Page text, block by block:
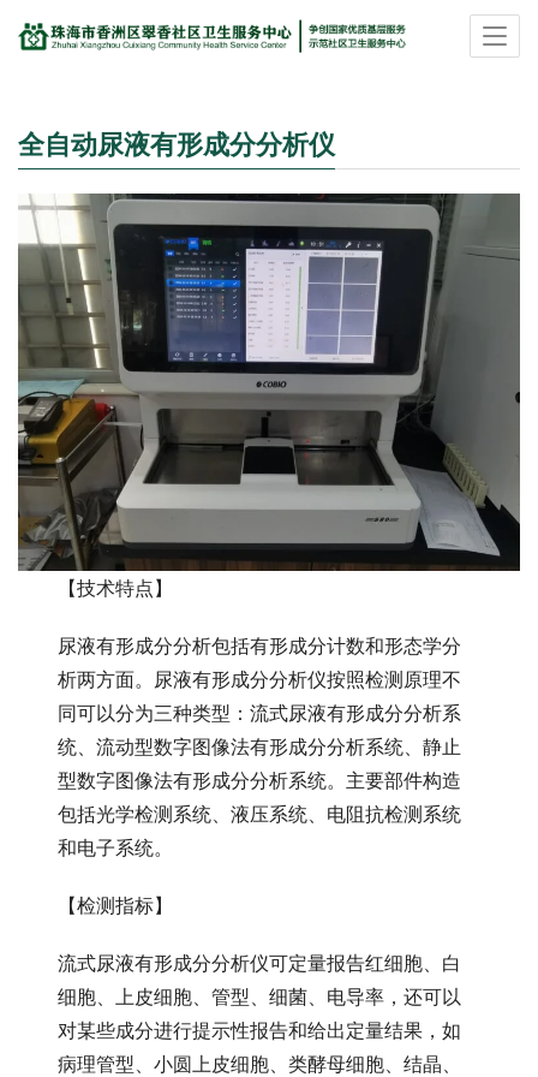
全自动尿液有形成分分析仪
【技术特点】
尿液有形成分分析包括有形成分计数和形态学分
析两方面。尿液有形成分分析仪按照检测原理不
同可以分为三种类型：流式尿液有形成分分析系
统、流动型数字图像法有形成分分析系统、静止
型数字图像法有形成分分析系统。主要部件构造
包括光学检测系统、液压系统、电阻抗检测系统
和电子系统。
【检测指标】
流式尿液有形成分分析仪可定量报告红细胞、白
细胞、上皮细胞、管型、细菌、电导率，还可以
对某些成分进行提示性报告和给出定量结果，如
病理管型、小圆上皮细胞、类酵母细胞、结晶、